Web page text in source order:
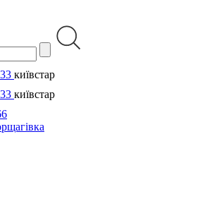
київстар
київстар